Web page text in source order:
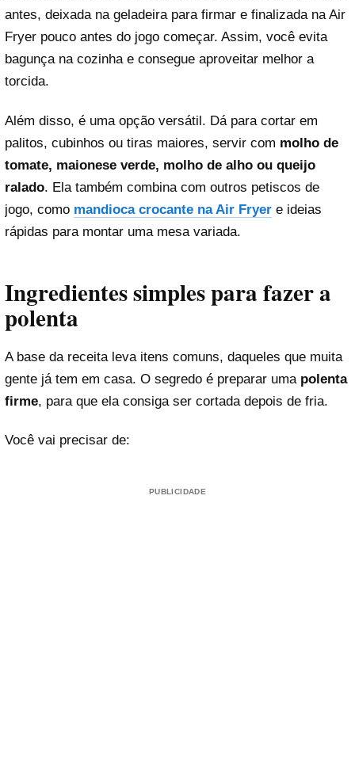
antes, deixada na geladeira para firmar e finalizada na Air
Fryer pouco antes do jogo começar. Assim, você evita
bagunça na cozinha e consegue aproveitar melhor a
torcida.
Além disso, é uma opção versátil. Dá para cortar em
palitos, cubinhos ou tiras maiores, servir com molho de
tomate, maionese verde, molho de alho ou queijo
ralado. Ela também combina com outros petiscos de
jogo, como mandioca crocante na Air Fryer e ideias
rápidas para montar uma mesa variada.
Ingredientes simples para fazer a
polenta
A base da receita leva itens comuns, daqueles que muita
gente já tem em casa. O segredo é preparar uma polenta
firme, para que ela consiga ser cortada depois de fria.
Você vai precisar de:
PUBLICIDADE